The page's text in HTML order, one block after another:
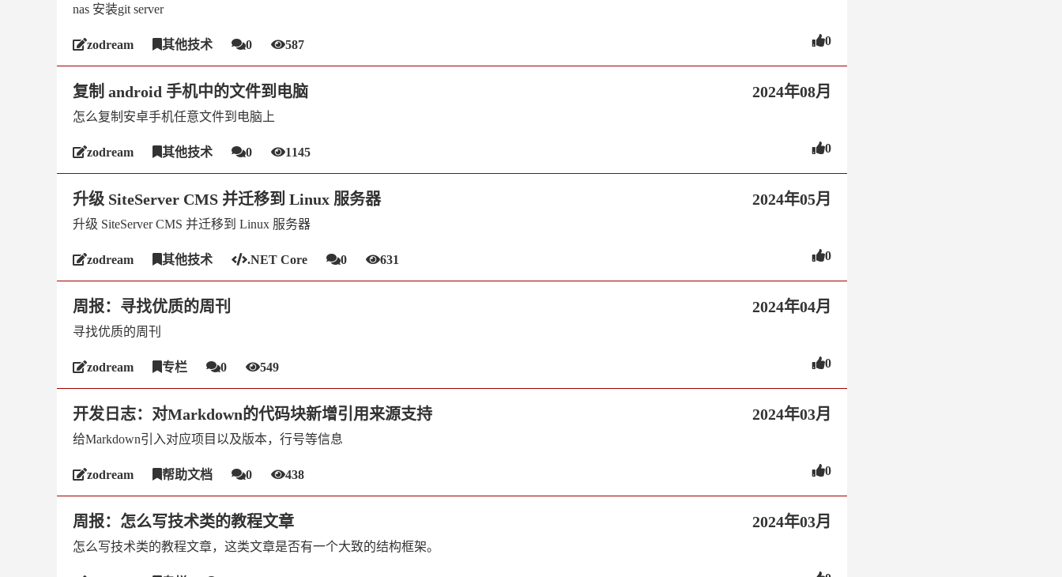
nas 安装git server
zodream 其他技术 0 0
587
复制 android 手机中的文件到电脑 2024年08月
怎么复制安卓手机任意文件到电脑上
zodream 其他技术 0 0
1145
升级 SiteServer CMS 并迁移到 Linux 服务器 2024年05月
升级 SiteServer CMS 并迁移到 Linux 服务器
zodream 其他技术 .NET Core 0 0
631
周报：寻找优质的周刊 2024年04月
寻找优质的周刊
zodream 专栏 0 0
549
开发日志：对Markdown的代码块新增引用来源支持 2024年03月
给Markdown引入对应项目以及版本，行号等信息
zodream 帮助文档 0 0
438
周报：怎么写技术类的教程文章 2024年03月
怎么写技术类的教程文章，这类文章是否有一个大致的结构框架。